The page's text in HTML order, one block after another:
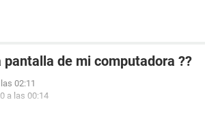
de mi computadora ??
02:11
a las 00:14